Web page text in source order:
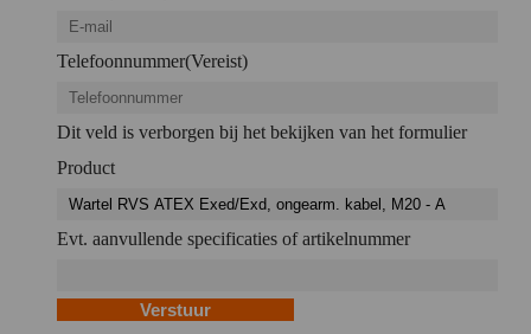
Telefoonnummer(Vereist)
Dit veld is verborgen bij het bekijken van het formulier
Product
Evt. aanvullende specificaties of artikelnummer